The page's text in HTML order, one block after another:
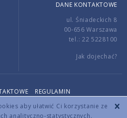
aby ułatwić Ci korzystanie ze
analityczno-statystycznych.
DANE KONTAKTOWE
ul. Śniadeckich 8
00-656 Warszawa
tel.: 22 5228100
Jak dojechać?
REGULAMIN
IMPAN. All rights reserved.